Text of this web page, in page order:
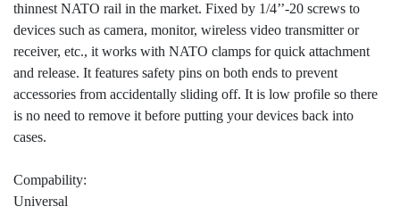
thinnest NATO rail in the market. Fixed by 1/4’’-20 screws to
devices such as camera, monitor, wireless video transmitter or
receiver, etc., it works with NATO clamps for quick attachment
and release. It features safety pins on both ends to prevent
accessories from accidentally sliding off. It is low profile so there
is no need to remove it before putting your devices back into
cases.
Compability:
Universal